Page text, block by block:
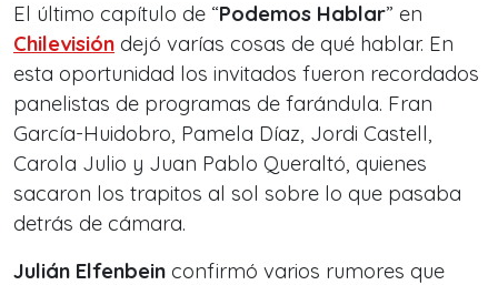
El último capítulo de “Podemos Hablar” en
Chilevisión dejó varías cosas de qué hablar. En
esta oportunidad los invitados fueron recordados
panelistas de programas de farándula. Fran
García-Huidobro, Pamela Díaz, Jordi Castell,
Carola Julio y Juan Pablo Queraltó, quienes
sacaron los trapitos al sol sobre lo que pasaba
detrás de cámara.
Julián Elfenbein confirmó varios rumores que